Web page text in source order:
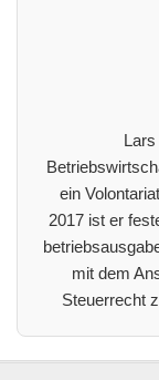
ein
2017 ist er
mit dem
Steuerrecht